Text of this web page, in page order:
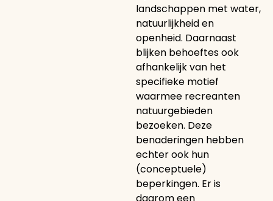
landschappen met water,
natuurlijkheid en
openheid. Daarnaast
blijken behoeftes ook
afhankelijk van het
specifieke motief
waarmee recreanten
natuurgebieden
bezoeken. Deze
benaderingen hebben
echter ook hun
(conceptuele)
beperkingen. Er is